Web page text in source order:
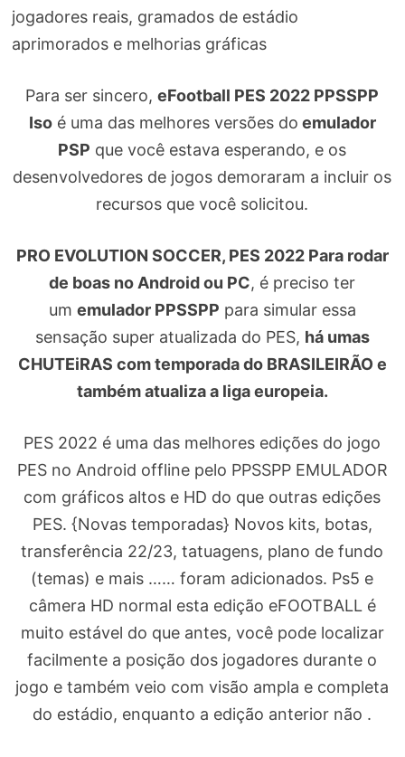
jogadores reais, gramados de estádio
aprimorados e melhorias gráficas
Para ser sincero,eFootball PES 2022 PPSSPP
Isoé uma das melhores versões do emulador
PSP que você estava esperando, e os
desenvolvedores de jogos demoraram a incluir os
recursos que você solicitou.
PRO EVOLUTION SOCCER, PES 2022 Para rodar
de boas no Android ou PC, é preciso ter
um emulador PPSSPP para simular essa
sensação super atualizada do PES, há umas
CHUTEiRAS com temporada do BRASILEIRÃO e
também atualiza a liga europeia.
PES 2022 é uma das melhores edições do jogo
PES no Android offline pelo PPSSPP EMULADOR
com gráficos altos e HD do que outras edições
PES. {Novas temporadas} Novos kits, botas,
transferência 22/23, tatuagens, plano de fundo
(temas) e mais …… foram adicionados. Ps5 e
câmera HD normal esta edição eFOOTBALL é
muito estável do que antes, você pode localizar
facilmente a posição dos jogadores durante o
jogo e também veio com visão ampla e completa
do estádio, enquanto a edição anterior não .